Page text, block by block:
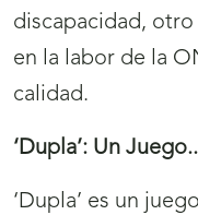
discapacidad,
en la labor de la
calidad.
‘Dupla’: Un
‘Dupla’ es un